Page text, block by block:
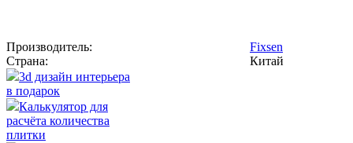
Производитель:
Fixsen
Страна:
Китай
3d дизайн интерьера
в подарок
Калькулятор для
расчёта количества
плитки